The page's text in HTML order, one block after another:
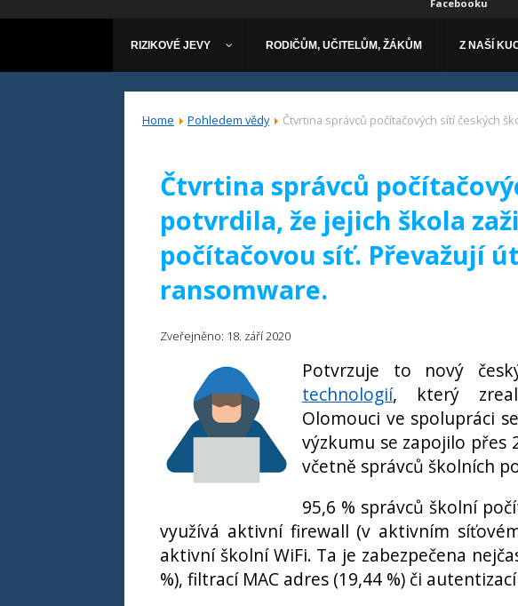
Facebooku
RIZIKOVÉ JEVY RODIČŮM, UČITELŮM, ŽÁKŮM Z NAŠÍ
Home Pohledem vědy Čtvrtina správců počítačových sítí českých
Čtvrtina správců
potvrdila, že jejich škola
počítačovou síť. Převažují
ransomware.
Zveřejněno: 18. září 2020
Potvrzuje to nový
technologií, který
Olomouci ve spolupráci
výzkumu se zapojilo přes
včetně správců školních
95,6 % správců školní
využívá aktivní firewall (v aktivním
aktivní školní WiFi. Ta je zabezpečena
%), filtrací MAC adres (19,44 %) či